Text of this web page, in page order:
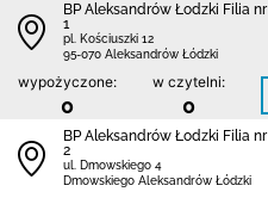
BP Aleksandrów Łodzki Filia nr
1
pl. Kościuszki 12
95-070 Aleksandrów Łódzki
wypożyczone:
0
w czytelni:
0
BP Aleksandrów Łodzki Filia nr
2
ul. Dmowskiego 4
Dmowskiego Aleksandrów Łódzki